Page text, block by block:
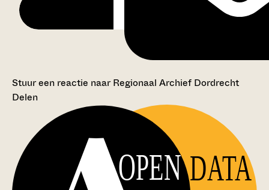
Stuur een reactie naar Regionaal Archief Dordrecht
Delen
OPEN DATA